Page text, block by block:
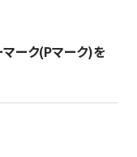
ーク(Pマーク)を